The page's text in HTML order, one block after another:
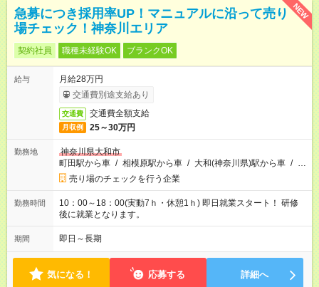
NEW
急募につき採用率UP！マニュアルに沿って売り
場チェック！神奈川エリア
契約社員 職種未経験OK ブランクOK
給与
月給28万円
交通費別途支給あり
交通費 交通費全額支給
月収例 25～30万円
勤務地
神奈川県大和市
町田駅から車 / 相模原駅から車 / 大和(神奈川県)駅から車 / …
売り場のチェックを行う企業
勤務時間
10：00～18：00(実動7ｈ・休憩1ｈ) 即日就業スタート！ 研修
後に就業となります。
期間 即日～長期
気になる！ 応募する 詳細へ